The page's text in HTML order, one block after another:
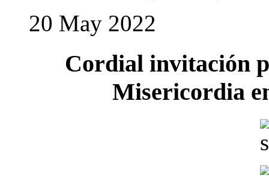
20 May 2022
Cordial invitación
Misericordia